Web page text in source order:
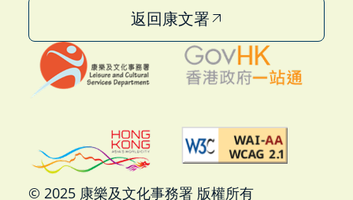
返回康文署
© 2025 康樂及文化事務署 版權所有